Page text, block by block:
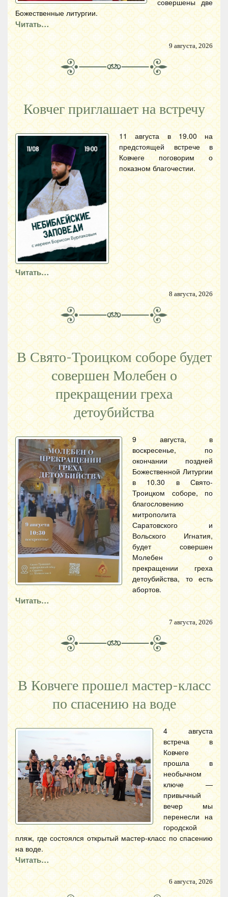
совершены две
Божественные литургии.
Читать…
9 августа, 2026
Ковчег приглашает на встречу
11 августа в 19.00 на
предстоящей встрече в
Ковчеге поговорим о
показном благочестии.
Читать…
8 августа, 2026
В Свято-Троицком соборе будет
совершен Молебен о
прекращении греха
детоубийства
9 августа, в
воскресенье, по
окончании поздней
Божественной Литургии
в 10.30 в Свято-
Троицком соборе, по
благословению
митрополита
Саратовского и
Вольского Игнатия,
будет совершен
Молебен о
прекращении греха
детоубийства, то есть
абортов.
Читать…
7 августа, 2026
В Ковчеге прошел мастер-класс
по спасению на воде
4 августа
встреча в
Ковчеге
прошла в
необычном
ключе —
привычный
вечер мы
перенесли на
городской
пляж, где состоялся открытый мастер-класс по спасению
на воде.
Читать…
6 августа, 2026